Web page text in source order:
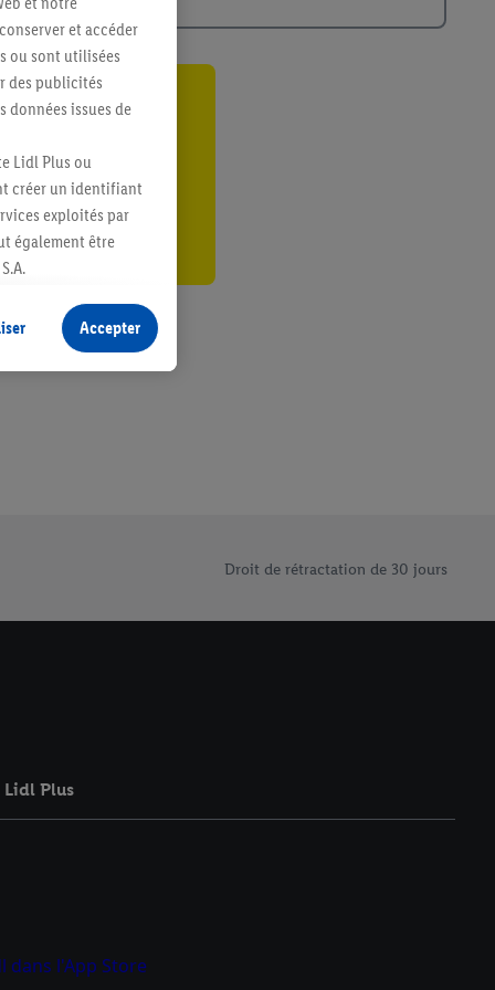
Droit de rétractation de 30 jours
Lidl Plus
et accéder
ou sont utilisées
des publicités
données issues de
Lidl Plus ou
créer un identifiant
exploités par
également être
sans procéder à
terminaux ou
échéant, d’autres
Accepter